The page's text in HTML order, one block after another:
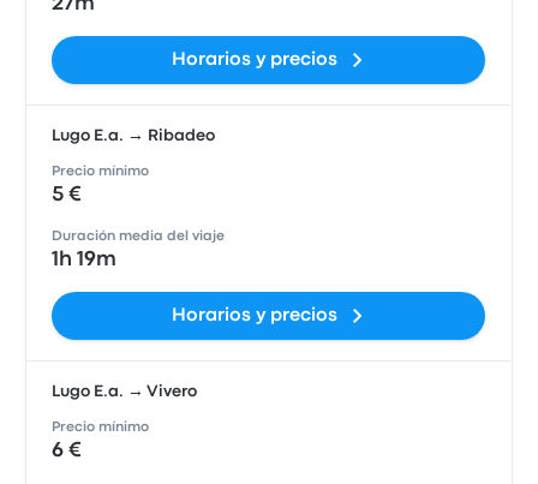
27m
Horarios y precios
Lugo E.a. → Ribadeo
Precio mínimo
5 €
Duración media del viaje
1h 19m
Horarios y precios
Lugo E.a. → Vivero
Precio mínimo
6 €